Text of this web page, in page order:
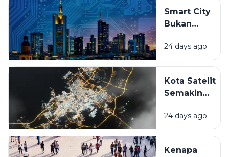
Gaya Hidup
Masyarakat?
Smart City
Bukan
Kota
Canggih,
Bedanya
dengan
Biasa?
24 days ago
Kota Satelit
Semakin
Benarkah
Jadi Solusi
dan
24 days ago
Kenapa